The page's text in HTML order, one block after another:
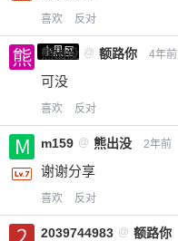
喜欢 反对
小黑屋
熊出没 @ 额路你 4年前
可没
喜欢 反对
m159 @ 熊出没 2年前
谢谢分享
喜欢 反对
2039744983 @ 额路你